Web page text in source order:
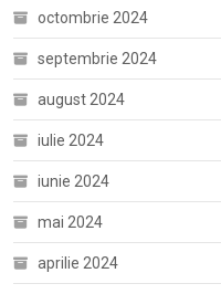
octombrie 2024
septembrie 2024
august 2024
iulie 2024
iunie 2024
mai 2024
aprilie 2024